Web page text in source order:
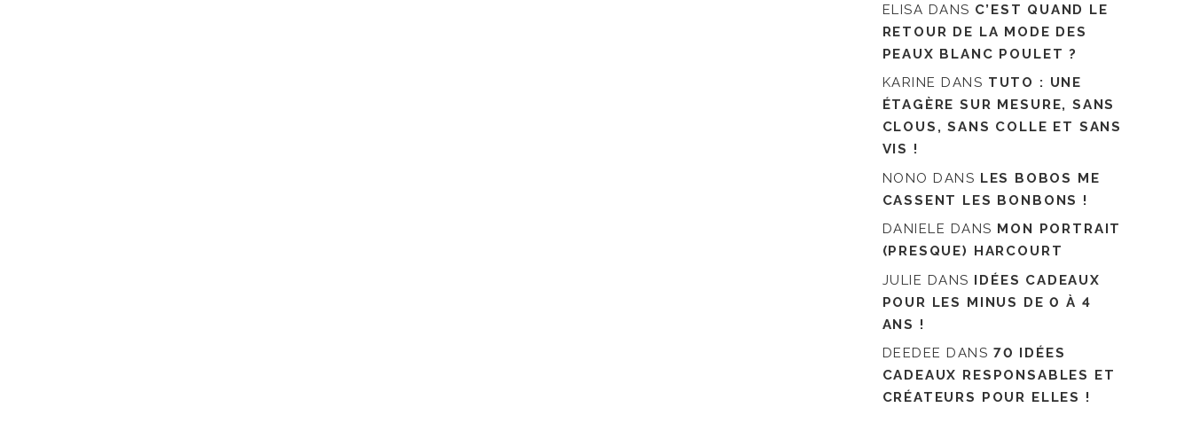
ELISA DANS C’EST QUAND LE
RETOUR DE LA MODE DES
PEAUX BLANC POULET ?
KARINE DANS TUTO : UNE
ÉTAGÈRE SUR MESURE, SANS
CLOUS, SANS COLLE ET SANS
VIS !
NONO DANS LES BOBOS ME
CASSENT LES BONBONS !
DANIELE DANS MON PORTRAIT
(PRESQUE) HARCOURT
JULIE DANS IDÉES CADEAUX
POUR LES MINUS DE 0 À 4
ANS !
DEEDEE DANS 70 IDÉES
CADEAUX RESPONSABLES ET
CRÉATEURS POUR ELLES !